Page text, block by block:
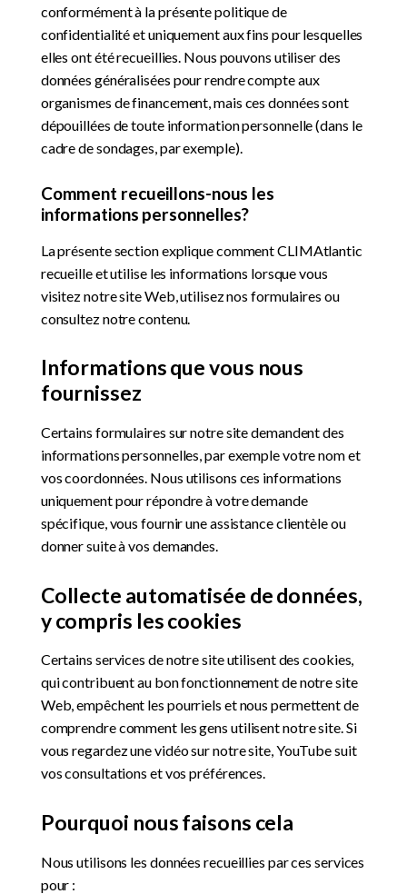
conformément à la présente politique de
confidentialité et uniquement aux fins pour lesquelles
elles ont été recueillies. Nous pouvons utiliser des
données généralisées pour rendre compte aux
organismes de financement, mais ces données sont
dépouillées de toute information personnelle (dans le
cadre de sondages, par exemple).
Comment recueillons-nous les
informations personnelles?
La présente section explique comment CLIMAtlantic
recueille et utilise les informations lorsque vous
visitez notre site Web, utilisez nos formulaires ou
consultez notre contenu.
Informations que vous nous
fournissez
Certains formulaires sur notre site demandent des
informations personnelles, par exemple votre nom et
vos coordonnées. Nous utilisons ces informations
uniquement pour répondre à votre demande
spécifique, vous fournir une assistance clientèle ou
donner suite à vos demandes.
Collecte automatisée de données,
y compris les cookies
Certains services de notre site utilisent des cookies,
qui contribuent au bon fonctionnement de notre site
Web, empêchent les pourriels et nous permettent de
comprendre comment les gens utilisent notre site. Si
vous regardez une vidéo sur notre site, YouTube suit
vos consultations et vos préférences.
Pourquoi nous faisons cela
Nous utilisons les données recueillies par ces services
pour :